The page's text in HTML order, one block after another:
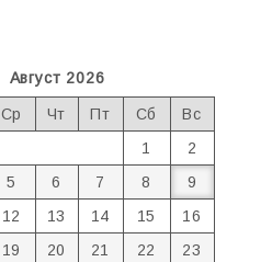
Август 2026
Ср Чт Пт Сб
Вс
1
2
5 6 7 8
9
12 13 14 15
16
19 20 21 22
23